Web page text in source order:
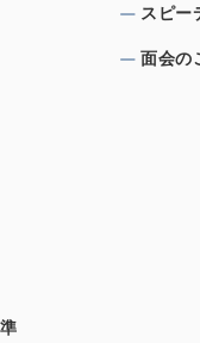
スピー
⾯会の